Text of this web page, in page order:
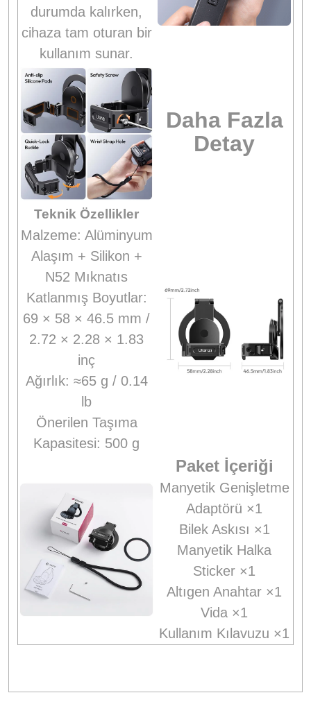
durumda kalırken,
cihaza tam oturan bir
kullanım sunar.
Daha Fazla
Detay
Teknik Özellikler
Malzeme: Alüminyum
Alaşım + Silikon +
N52 Mıknatıs
Katlanmış Boyutlar:
69 × 58 × 46.5 mm /
2.72 × 2.28 × 1.83
inç
Ağırlık: ≈65 g / 0.14
lb
Önerilen Taşıma
Kapasitesi: 500 g
Paket İçeriği
Manyetik Genişletme
Adaptörü ×1
Bilek Askısı ×1
Manyetik Halka
Sticker ×1
Altıgen Anahtar ×1
Vida ×1
Kullanım Kılavuzu ×1